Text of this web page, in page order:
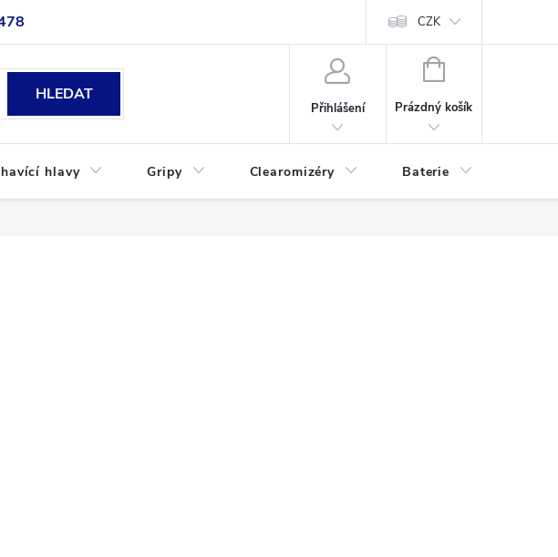
CZK
HLEDAT
Přihlášení
NÁKUPNÍ
Prázdný košík
hlavy Gripy Clearomizéry Baterie